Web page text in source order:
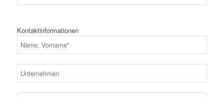
Kontaktinformationen